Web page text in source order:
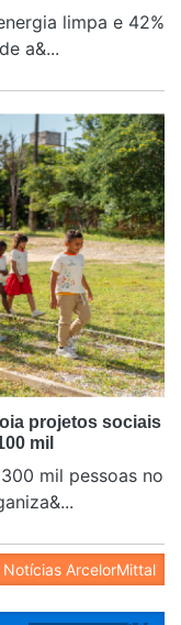
limpa e 42%
a&...
projetos sociais
mil
mil pessoas no
Notícias ArcelorMittal